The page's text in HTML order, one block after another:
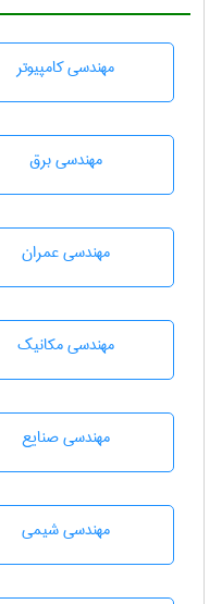
مهندسی كامپيوتر
مهندسی برق
مهندسی عمران
مهندسی مکانیک
مهندسی صنايع
مهندسي شيمی